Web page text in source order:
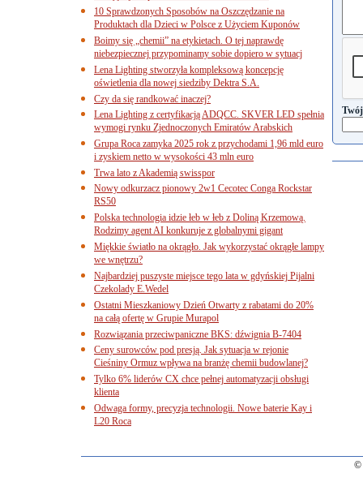
10 Sprawdzonych Sposobów na Oszczędzanie na
Produktach dla Dzieci w Polsce z Użyciem Kuponów
Boimy się „chemii” na etykietach. O tej naprawdę
niebezpiecznej przypominamy sobie dopiero w sytuacj
Lena Lighting stworzyła kompleksową koncepcję
oświetlenia dla nowej siedziby Dektra S.A.
Czy da się randkować inaczej?
Lena Lighting z certyfikacją ADQCC. SKVER LED spełnia
wymogi rynku Zjednoczonych Emiratów Arabskich
Grupa Roca zamyka 2025 rok z przychodami 1,96 mld euro
i zyskiem netto w wysokości 43 mln euro
Trwa lato z Akademią swisspor
Nowy odkurzacz pionowy 2w1 Cecotec Conga Rockstar
RS50
Polska technologia idzie łeb w łeb z Doliną Krzemową.
Rodzimy agent AI konkuruje z globalnymi gigant
Miękkie światło na okrągło. Jak wykorzystać okrągłe lampy
we wnętrzu?
Najbardziej puszyste miejsce tego lata w gdyńskiej Pijalni
Czekolady E.Wedel
Ostatni Mieszkaniowy Dzień Otwarty z rabatami do 20%
na całą ofertę w Grupie Murapol
Rozwiązania przeciwpaniczne BKS: dźwignia B-7404
Ceny surowców pod presją. Jak sytuacja w rejonie
Cieśniny Ormuz wpływa na branżę chemii budowlanej?
Tylko 6% liderów CX chce pełnej automatyzacji obsługi
klienta
Odwaga formy, precyzja technologii. Nowe baterie Kay i
L20 Roca
©